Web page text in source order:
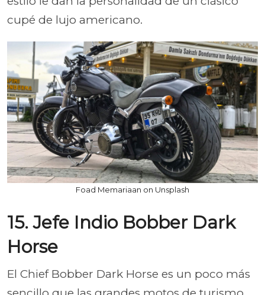
cupé de lujo americano.
Foad Memariaan on Unsplash
15. Jefe Indio Bobber Dark
Horse
El Chief Bobber Dark Horse es un poco más